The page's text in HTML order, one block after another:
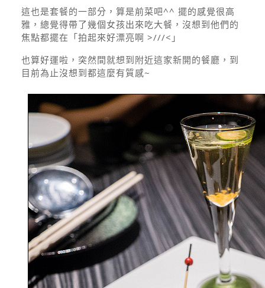
這也是套餐的一部分，算是前菜吧^^ 擺的感覺很高
雅，總覺得帶了幾個女孩出來吃大餐，沒想到他們的
焦點都擺在「拍起來好漂亮啊 >///<」
也算好運啦，突然間就想到附近這家新開的餐廳，到
目前為止沒想到都這麼有質感~